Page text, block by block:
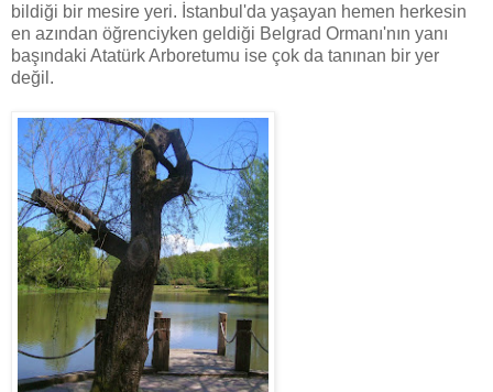
bildiği bir mesire yeri. İstanbul'da yaşayan hemen herkesin
en azından öğrenciyken geldiği Belgrad Ormanı'nın yanı
başındaki Atatürk Arboretumu ise çok da tanınan bir yer
değil.